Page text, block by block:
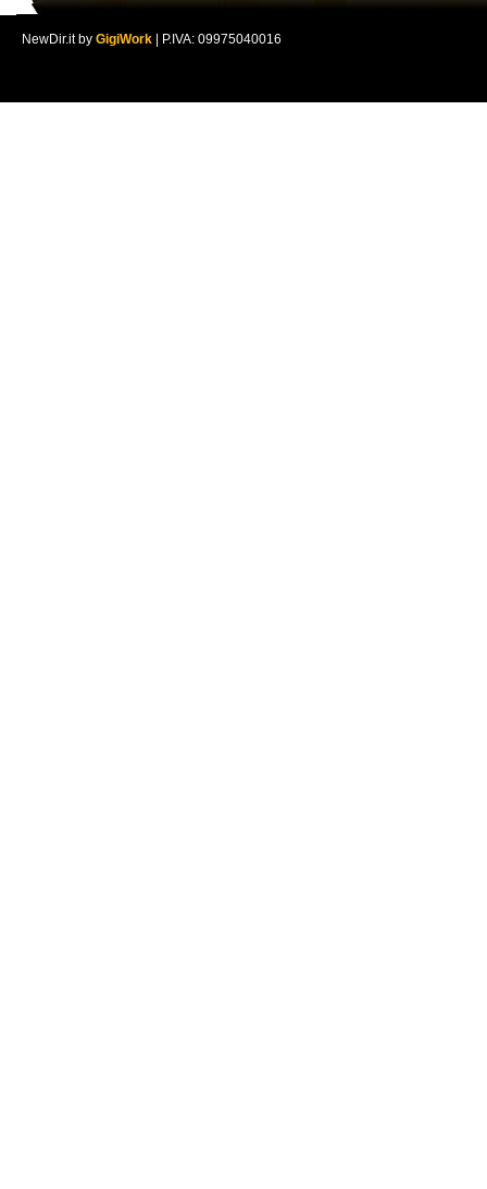
NewDir.it by GigiWork | P.IVA: 09975040016